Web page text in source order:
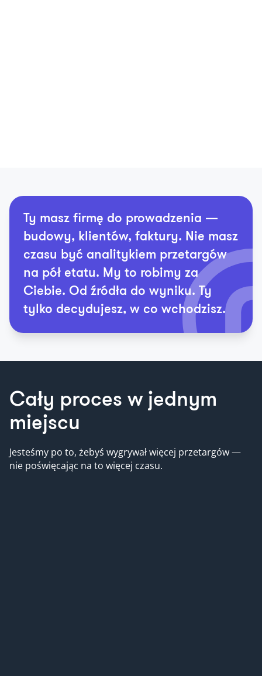
Ty masz firmę do prowadzenia —
budowy, klientów, faktury. Nie masz
czasu być analitykiem przetargów
na pół etatu. My to robimy za
Ciebie. Od źródła do wyniku. Ty
tylko decydujesz, w co wchodzisz.
Cały proces w jednym
miejscu
Jesteśmy po to, żebyś wygrywał więcej przetargów —
nie poświęcając na to więcej czasu.